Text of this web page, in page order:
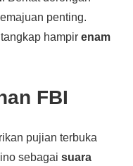
penting.
hampir enam
FBI
pujian terbuka
sebagai suara